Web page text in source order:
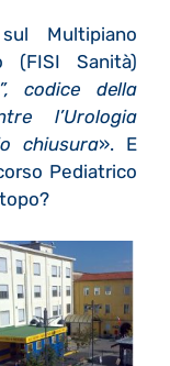
Multipiano
(FISI Sanità)
codice della
l’Urologia
chiusura». E
Pediatrico